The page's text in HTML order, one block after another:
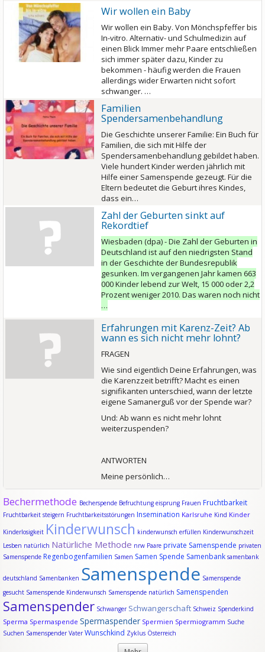
Wir wollen ein Baby
Wir wollen ein Baby. Von Mönchspfeffer bis
In-vitro. Alternativ- und Schulmedizin auf
einen Blick Immer mehr Paare entschließen
sich immer später dazu, Kinder zu
bekommen - häufig werden die Frauen
allerdings wider Erwarten nicht sofort
schwanger. …
Familien
Spendersamenbehandlung
Die Geschichte unserer Familie: Ein Buch für
Familien, die sich mit Hilfe der
Spendersamenbehandlung gebildet haben.
Viele hundert Kinder werden jährlich mit
Hilfe einer Samenspende gezeugt. Für die
Eltern bedeutet die Geburt ihres Kindes,
dass ein…
Zahl der Geburten sinkt auf
Rekordtief
Wiesbaden (dpa) - Die Zahl der Geburten in
Deutschland ist auf den niedrigsten Stand
in der Geschichte der Bundesrepublik
gesunken. Im vergangenen Jahr kamen 663
000 Kinder lebend zur Welt, 15 000 oder 2,2
Prozent weniger 2010. Das waren noch nicht
…
Erfahrungen mit Karenz-Zeit? Ab
wann es sich nicht mehr lohnt?
FRAGEN
Wie sind eigentlich Deine Erfahrungen, was
die Karenzzeit betrifft? Macht es einen
signifikanten unterschied, wann der letzte
eigene Samanerguß vor der Spende war?
Und: Ab wann es nicht mehr lohnt
weiterzuspenden?
ANTWORTEN
Meine persönlich…
Bechermethode Becherspende Befruchtung eisprung Frauen Fruchtbarkeit
Fruchtbarkeit steigern Fruchtbarkeitsstörungen Insemination Karlsruhe Kind Kinder
Kinderlosigkeit Kinderwunsch kinderwunsch erfüllen Kinderwunschzeit
Lesben natürlich Natürliche Methode nrw Paare private Samenspende privaten
Samenspende Regenbogenfamilien Samen Samen Spende Samenbank samenbank
deutschland Samenbanken Samenspende Samenspende
gesucht Samenspende Kinderwunsch Samenspende natürlich Samenspenden
Samenspender Schwanger Schwangerschaft Schweiz Spenderkind
Sperma Spermaspende Spermaspender Spermien Spermiogramm Suche
Suchen Samenspender VaterWunschkind Zyklus Österreich